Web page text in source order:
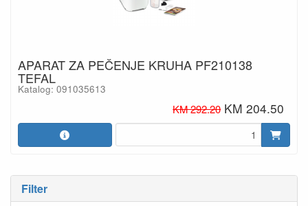
Filter
APARAT ZA PEČENJE KRUHA PF210138
TEFAL
Katalog: 091035613
KM 292.20 KM 204.50